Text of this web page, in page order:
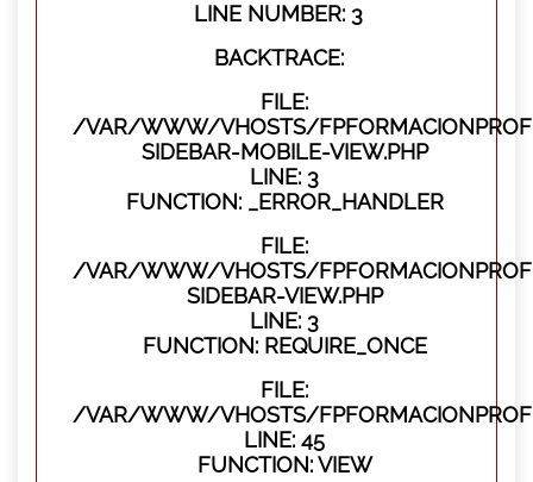
LINE NUMBER: 3
BACKTRACE:
FILE:
/VAR/WWW/VHOSTS/
SIDEBAR-MOBILE-VIEW.PHP
LINE: 3
FUNCTION: _ERROR_HANDLER
FILE:
/VAR/WWW/VHOSTS/
SIDEBAR-VIEW.PHP
LINE: 3
FUNCTION: REQUIRE_ONCE
FILE:
/VAR/WWW/VHOSTS/
LINE: 45
FUNCTION: VIEW